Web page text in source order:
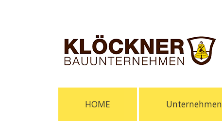
überspringen
HOME Unternehmen